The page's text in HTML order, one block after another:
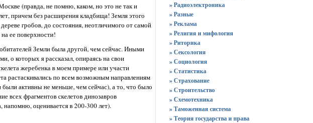
(правда, не помню, каком, но это не так и
причем без расширения кладбища! Земля этого
гробов, до состояния, неотличимого от самой
ее поверхности!
Земли была другой, чем сейчас. Иными
о которых я рассказал, опираясь на свои
жеребенка в моем примере или участи
растаскивались по всем возможным направлениям
активны не меньше, чем сейчас), а то, что было
всех фрагментов скелетов динозавров
напомню, оценивается в 200-300 лет).
» Радиоэлектроника
» Разные
» Реклама
» Религия и мифология
» Риторика
» Сексология
» Социология
» Статистика
» Страхование
» Строительство
» Схемотехника
» Таможенная система
» Теория государства и права